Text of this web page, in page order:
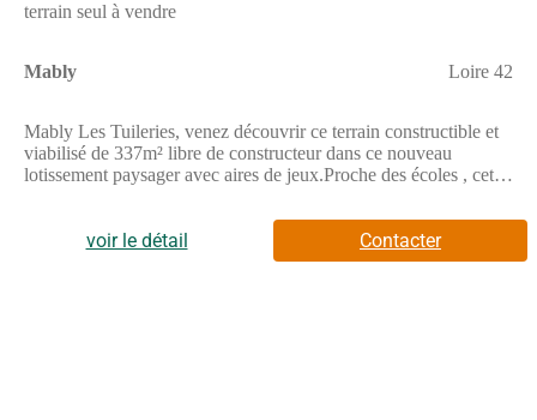
terrain seul à vendre
Mably Loire 42
Mably Les Tuileries, venez découvrir ce terrain constructible et
viabilisé de 337m² libre de constructeur dans ce nouveau
lotissement paysager avec aires de jeux.Proche des écoles , cet
l'empreinte écologique.8 terrains sont disponibles de 334 m² à
554 m². N'hésitez pas à me consulter pour en savoir plus.Prix :
37 000 euros honoraires charge vendeur inclusPour visiter et
voir le détail Contacter